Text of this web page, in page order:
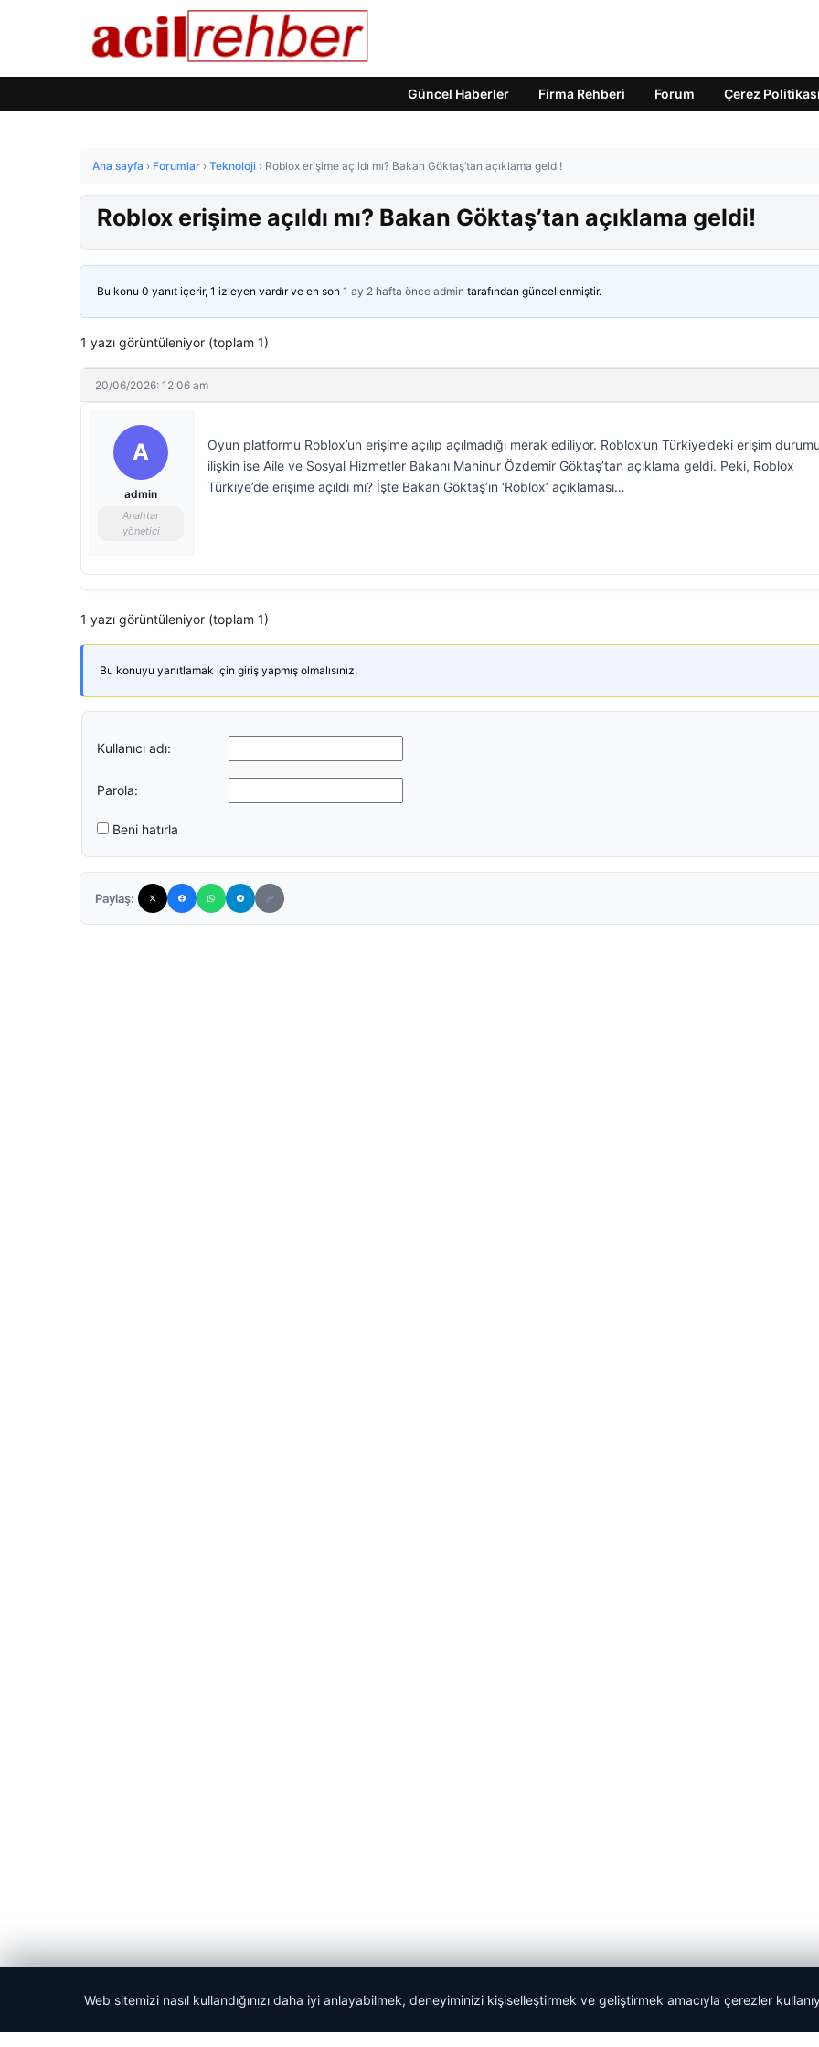
Güncel Haberler Firma Rehberi Forum Çerez Politikası
Ana sayfa › Forumlar › Teknoloji › Roblox erişime açıldı mı? Bakan Göktaş’tan açıklama geldi!
Roblox erişime açıldı mı? Bakan Göktaş’tan açıklama geldi!
Bu konu 0 yanıt içerir, 1 izleyen vardır ve en son 1 ay 2 hafta önce admin tarafından güncellenmiştir.
1 yazı görüntüleniyor (toplam 1)
20/06/2026: 12:06 am
A
admin
Anahtar
yönetici
Oyun platformu Roblox’un erişime açılıp açılmadığı merak ediliyor. Roblox’un Türkiye’deki erişim
ilişkin ise Aile ve Sosyal Hizmetler Bakanı Mahinur Özdemir Göktaş’tan açıklama geldi. Peki, Roblox
Türkiye’de erişime açıldı mı? İşte Bakan Göktaş’ın ‘Roblox’ açıklaması…
1 yazı görüntüleniyor (toplam 1)
Bu konuyu yanıtlamak için giriş yapmış olmalısınız.
Kullanıcı adı:
Parola:
Beni hatırla
Paylaş:
© 2026 Acil Rehber | Gündem Haberleri
Web sitemizi nasıl kullandığınızı daha iyi anlayabilmek, deneyiminizi kişiselleştirmek ve geliştirmek amacıyla çerezler